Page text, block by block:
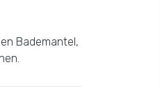
Bademantel,